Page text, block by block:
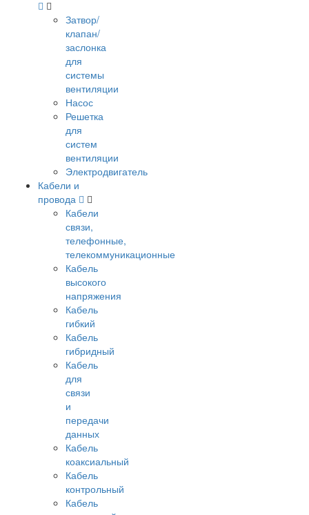
Затвор/
клапан/
заслонка
для
системы
вентиляции
Насос
Решетка
для
систем
вентиляции
Электродвигатель
Кабели и
провода
Кабели
связи,
телефонные,
телекоммуникационные
Кабель
высокого
напряжения
Кабель
гибкий
Кабель
гибридный
Кабель
для
связи
и
передачи
данных
Кабель
коаксиальный
Кабель
контрольный
Кабель